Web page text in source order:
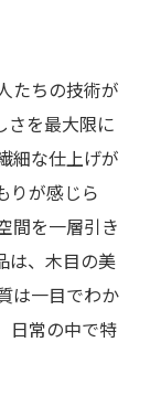
たちの技術が
さを最大限に
細な仕上げが
りが感じら
間を一層引き
は、木目の美
は一目でわか
日常の中で特